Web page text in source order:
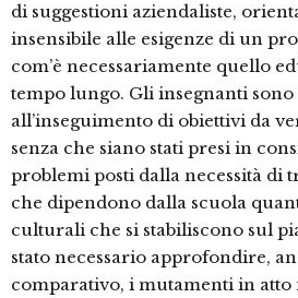
di suggestioni aziendaliste,
insensibile alle esigenze di un
com’è necessariamente quello
tempo lungo. Gli insegnanti sono
all’inseguimento di obiettivi da
senza che siano stati presi in
problemi posti dalla necessità di
che dipendono dalla scuola
culturali che si stabiliscono sul
stato necessario approfondire,
comparativo, i mutamenti in atto